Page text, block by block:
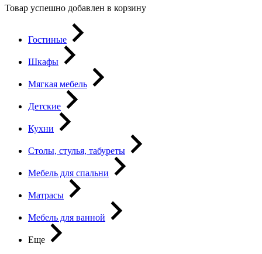
Товар успешно добавлен в корзину
Гостиные
Шкафы
Мягкая мебель
Детские
Кухни
Столы, стулья, табуреты
Мебель для спальни
Матрасы
Мебель для ванной
Еще